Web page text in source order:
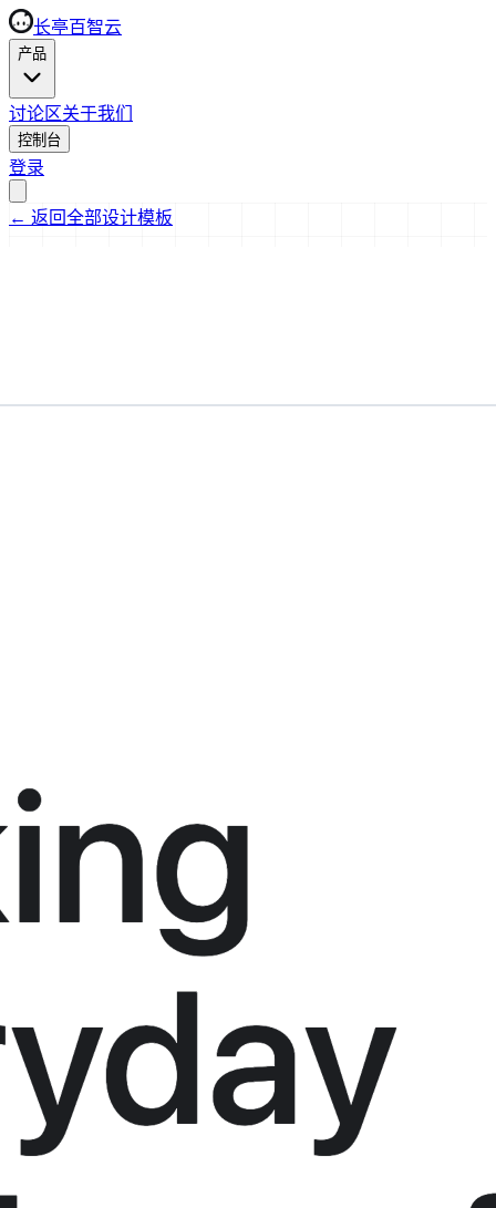
长亭百智云
产品
讨论区关于我们
控制台
登录
← 返回全部设计模板